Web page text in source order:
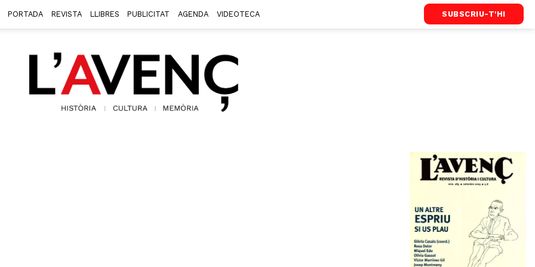
PORTADA REVISTA LLIBRES PUBLICITAT AGENDA VIDEOTECA SUBSCRIU-T'HI